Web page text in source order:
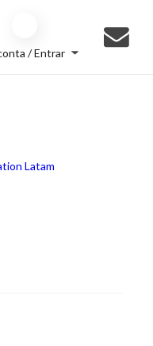
/ Entrar